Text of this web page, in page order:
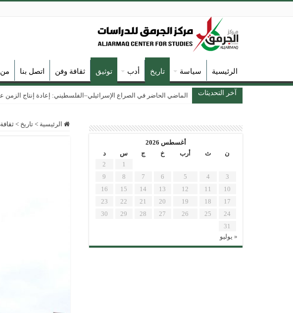
الرئيسية سياسة تاريخ أدب توثيق ثقافة وفن اتصل بنا
آخر التحديثات الماضي الحاضر في الصراع الإسرائيلي–الفلسطيني: إعادة إنتاج الزمن
الرئيسية > تاريخ >
أغسطس 2026
ن
ث أرب خ ج س
د
1
2
3
4
5
6
7
8
9
10
11
12
13
14
15
16
17
18
19
20
21
22
23
24
25
26
27
28
29
30
31
« يوليو